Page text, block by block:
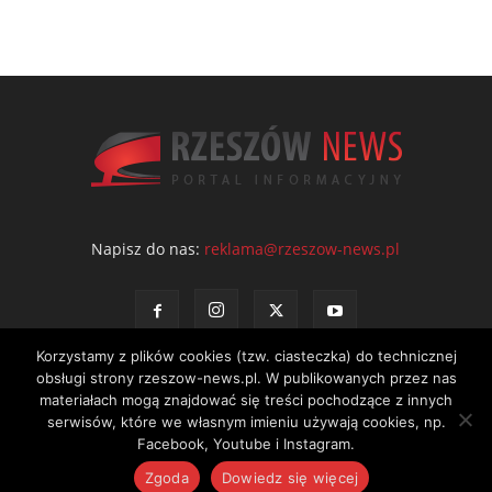
Napisz do nas: reklama@rzeszow-news.pl
Kontakt Polityka prywatności Regulamin portalu
© NEWS Sp. z o.o. - wydawca portalu Rzeszów News. Wszystkie prawa
zastrzeżone. Tel.: 601 97 55 30
Korzystamy z plików cookies (tzw. ciasteczka) do technicznej
obsługi strony rzeszow-news.pl. W publikowanych przez nas
materiałach mogą znajdować się treści pochodzące z innych
serwisów, które we własnym imieniu używają cookies, np.
Facebook, Youtube i Instagram.
Zgoda
Dowiedz się więcej